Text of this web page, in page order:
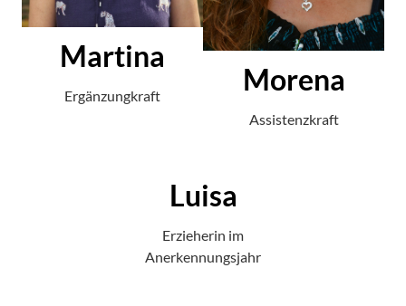
Martina
Ergänzungkraft Morena
Assistenzkraft
Luisa
Erzieherin im
Anerkennungsjahr